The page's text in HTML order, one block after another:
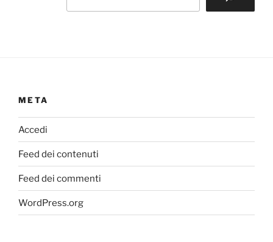
META
Accedi
Feed dei contenuti
Feed dei commenti
WordPress.org